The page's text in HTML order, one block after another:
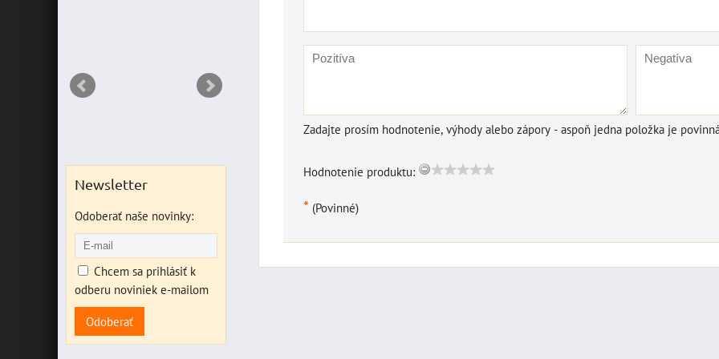
Zadajte prosím hodnotenie, výhody alebo zápory - aspoň jedna položka je
Hodnotenie produktu:
* (Povinné)
Newsletter
Odoberať naše novinky:
Chcem sa prihlásiť k
odberu noviniek e-mailom
Odoberať